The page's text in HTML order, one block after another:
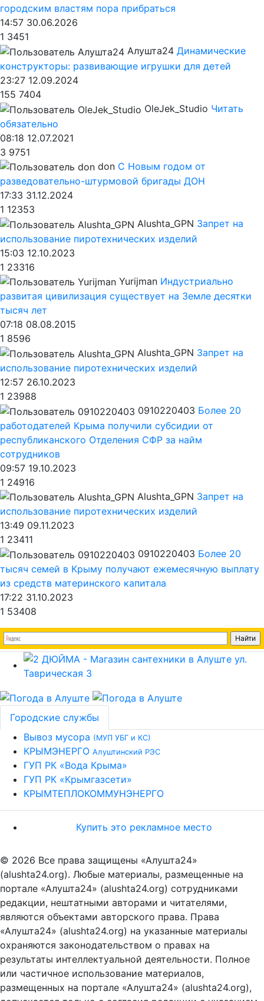
городским властям пора прибраться
14:57 30.06.2026
1 3451
Алушта24 Динамические
конструкторы: развивающие игрушки для детей
23:27 12.09.2024
155 7404
OleJek_Studio Читать
обязательно
08:18 12.07.2021
3 9751
don С Новым годом от
разведовательно-штурмовой бригады ДОН
17:33 31.12.2024
1 12353
Alushta_GPN Запрет на
использование пиротехнических изделий
15:03 12.10.2023
1 23316
Yurijman Индустриально
развитая цивилизация существует на Земле десятки
тысяч лет
07:18 08.08.2015
1 8596
Alushta_GPN Запрет на
использование пиротехнических изделий
12:57 26.10.2023
1 23988
0910220403 Более 20
работодателей Крыма получили субсидии от
республиканского Отделения СФР за найм
сотрудников
09:57 19.10.2023
1 24916
Alushta_GPN Запрет на
использование пиротехнических изделий
13:49 09.11.2023
1 23411
0910220403 Более 20
тысяч семей в Крыму получают ежемесячную выплату
из средств материнского капитала
17:22 31.10.2023
1 53408
Городские службы
Вывоз мусора (МУП УБГ и КС)
КРЫМЭНЕРГО Алуштинский РЭС
ГУП РК «Вода Крыма»
ГУП РК «Крымгазсети»
КРЫМТЕПЛОКОММУНЭНЕРГО
Купить это рекламное место
© 2026 Все права защищены «Алушта24»
(alushta24.org). Любые материалы, размещенные на
портале «Алушта24» (alushta24.org) сотрудниками
редакции, нештатными авторами и читателями,
являются объектами авторского права. Права
«Алушта24» (alushta24.org) на указанные материалы
охраняются законодательством о правах на
результаты интеллектуальной деятельности. Полное
или частичное использование материалов,
размещенных на портале «Алушта24» (alushta24.org),